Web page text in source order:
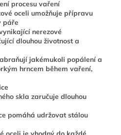
procesu vaření
oceli umožňuje přípravu
páře
nerezové
dlouhou životnost a
jakémukoli popálení a
hrncem během vaření,
skla zaručuje dlouhou
pomáhá udržovat stálou